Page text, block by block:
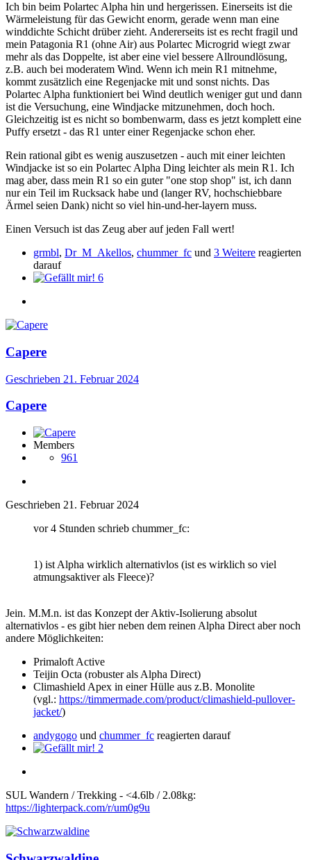
Ich bin beim Polartec Alpha hin und hergerissen. Einerseits ist die
Wärmeleistung für das Gewicht enorm, gerade wenn man eine
winddichte Schicht drüber zieht. Andererseits ist es recht fragil und
mein Patagonia R1 (ohne Air) aus Polartec Microgrid wiegt zwar
mehr als das Doppelte, ist aber eine viel bessere Allroundlösung,
z.B. auch bei moderatem Wind. Wenn ich mein R1 mitnehme,
kommt zusätzlich eine Regenjacke mit und sonst nichts. Das
Polartec Alpha funktioniert bei Wind deutlich weniger gut und dann
ist die Versuchung, eine Windjacke mitzunehmen, doch hoch.
Gleichzeitig ist es nicht so bombenwarm, dass es jetzt komplett eine
Puffy ersetzt - das R1 unter einer Regenjacke schon eher.
Rein rational gibt es wenig auszusetzen - auch mit einer leichten
Windjacke ist so ein Polartec Alpha Ding leichter als mein R1. Ich
mag aber, dass mein R1 so ein guter "one stop shop" ist, ich dann
nur ein Teil im Rucksack habe und (langer RV, hochschiebbare
Ärmel seien Dank) nicht so viel hin-und-her-layern muss.
Einen Versuch ist das Zeug aber auf jeden Fall wert!
grmbl, Dr_M_Akellos, chummer_fc und 3 Weitere reagierten
darauf
6
Capere
Geschrieben 21. Februar 2024
Capere
Members
961
Geschrieben 21. Februar 2024
vor 4 Stunden schrieb chummer_fc:
1) ist Alpha wirklich alternativlos (ist es wirklich so viel
atmungsaktiver als Fleece)?
Jein. M.M.n. ist das Konzept der Aktiv-Isolierung absolut
alternativlos - es gibt hier neben dem reinen Alpha Direct aber noch
andere Möglichkeiten:
Primaloft Active
Teijin Octa (robuster als Alpha Direct)
Climashield Apex in einer Hülle aus z.B. Monolite
(vgl.: https://timmermade.com/product/climashield-pullover-
jacket/)
andygogo und chummer_fc reagierten darauf
2
SUL Wandern / Trekking - <4.6lb / 2.08kg:
https://lighterpack.com/r/um0g9u